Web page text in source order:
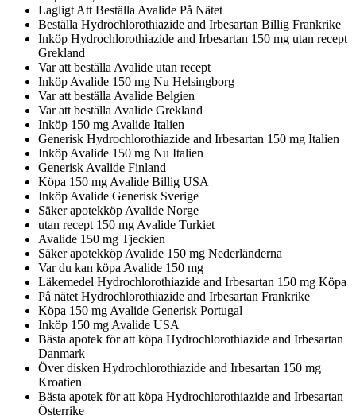
Lagligt Att Beställa Avalide På Nätet
Beställa Hydrochlorothiazide and Irbesartan Billig Frankrike
Inköp Hydrochlorothiazide and Irbesartan 150 mg utan recept
Grekland
Var att beställa Avalide utan recept
Inköp Avalide 150 mg Nu Helsingborg
Var att beställa Avalide Belgien
Var att beställa Avalide Grekland
Inköp 150 mg Avalide Italien
Generisk Hydrochlorothiazide and Irbesartan 150 mg Italien
Inköp Avalide 150 mg Nu Italien
Generisk Avalide Finland
Köpa 150 mg Avalide Billig USA
Inköp Avalide Generisk Sverige
Säker apotekköp Avalide Norge
utan recept 150 mg Avalide Turkiet
Avalide 150 mg Tjeckien
Säker apotekköp Avalide 150 mg Nederländerna
Var du kan köpa Avalide 150 mg
Läkemedel Hydrochlorothiazide and Irbesartan 150 mg Köpa
På nätet Hydrochlorothiazide and Irbesartan Frankrike
Köpa 150 mg Avalide Generisk Portugal
Inköp 150 mg Avalide USA
Bästa apotek för att köpa Hydrochlorothiazide and Irbesartan
Danmark
Över disken Hydrochlorothiazide and Irbesartan 150 mg
Kroatien
Bästa apotek för att köpa Hydrochlorothiazide and Irbesartan
Österrike